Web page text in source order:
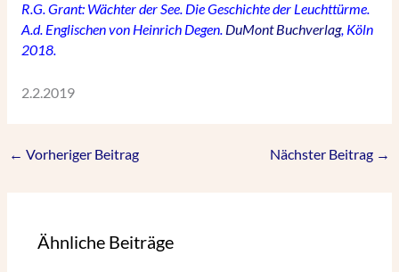
R.G. Grant: Wächter der See. Die Geschichte der Leuchttürme.
A.d. Englischen von Heinrich Degen. DuMont Buchverlag, Köln
2018.
2.2.2019
← Vorheriger Beitrag Nächster Beitrag →
Ähnliche Beiträge